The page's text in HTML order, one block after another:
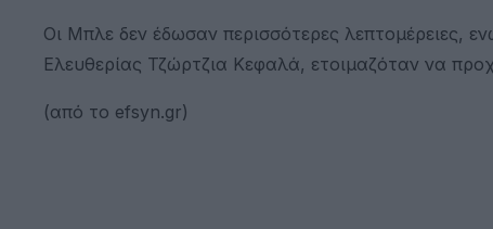
Οι Μπλε δεν έδωσαν περισσότερες λεπτομέρειες,
Ελευθερίας Τζώρτζια Κεφαλά, ετοιμαζόταν να
(από το efsyn.gr)